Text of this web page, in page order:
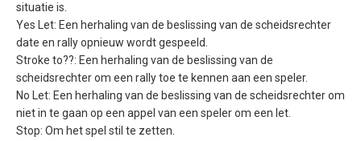
situatie is.
Yes Let: Een herhaling van de beslissing van de scheidsrechter
date en rally opnieuw wordt gespeeld.
Stroke to??: Een herhaling van de beslissing van de
scheidsrechter om een rally toe te kennen aan een speler.
No Let: Een herhaling van de beslissing van de scheidsrechter om
niet in te gaan op een appel van een speler om een let.
Stop: Om het spel stil te zetten.